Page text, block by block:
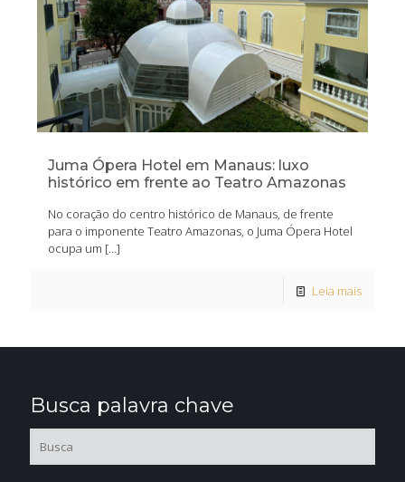
Juma Ópera Hotel em Manaus: luxo
histórico em frente ao Teatro Amazonas
No coração do centro histórico de Manaus, de frente
para o imponente Teatro Amazonas, o Juma Ópera Hotel
ocupa um […]
Leia mais
Busca palavra chave